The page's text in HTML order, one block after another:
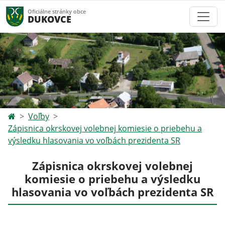
Oficiálne stránky obce
DUKOVCE
Voľby
Zápisnica okrskovej volebnej komiesie o priebehu a
výsledku hlasovania vo voľbách prezidenta SR
Zápisnica okrskovej volebnej
komiesie o priebehu a výsledku
hlasovania vo voľbách prezidenta SR